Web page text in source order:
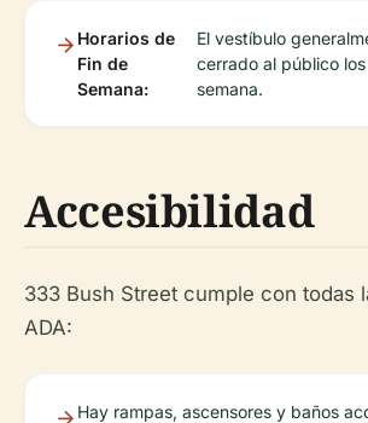
Horarios de
Fin de
Semana:
El vestíbulo
cerrado al público
semana.
Accesibilidad
333 Bush Street cumple con todas
ADA:
Hay rampas, ascensores y baños